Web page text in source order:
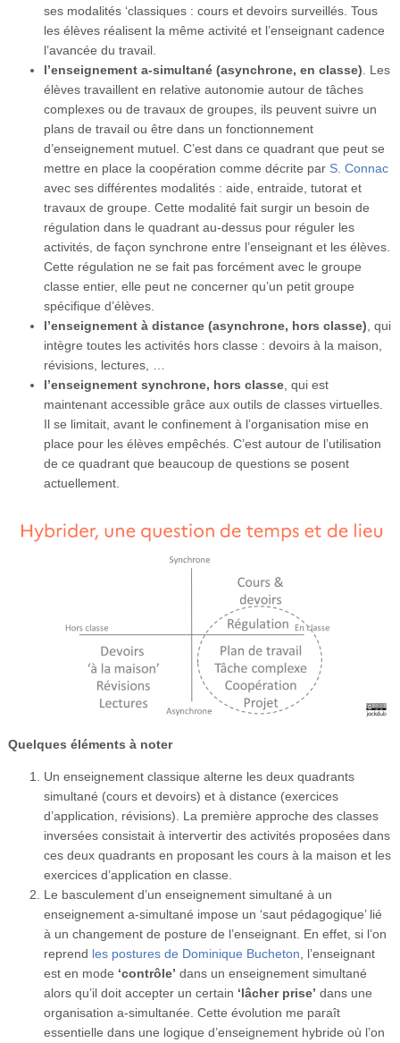
ses modalités ‘classiques : cours et devoirs surveillés. Tous
les élèves réalisent la même activité et l’enseignant cadence
l’avancée du travail.
l’enseignement a-simultané (asynchrone, en classe) . Les
élèves travaillent en relative autonomie autour de tâches
complexes ou de travaux de groupes, ils peuvent suivre un
plans de travail ou être dans un fonctionnement
d’enseignement mutuel. C’est dans ce quadrant que peut se
mettre en place la coopération comme décrite par S. Connac
avec ses différentes modalités : aide, entraide, tutorat et
travaux de groupe. Cette modalité fait surgir un besoin de
régulation dans le quadrant au-dessus pour réguler les
activités, de façon synchrone entre l’enseignant et les élèves.
Cette régulation ne se fait pas forcément avec le groupe
classe entier, elle peut ne concerner qu’un petit groupe
spécifique d’élèves.
l’enseignement à distance (asynchrone, hors classe) , qui
intègre toutes les activités hors classe : devoirs à la maison,
révisions, lectures, …
l’enseignement synchrone, hors classe, qui est
maintenant accessible grâce aux outils de classes virtuelles.
Il se limitait, avant le confinement à l’organisation mise en
place pour les élèves empêchés. C’est autour de l’utilisation
de ce quadrant que beaucoup de questions se posent
actuellement.
Quelques éléments à noter
Un enseignement classique alterne les deux quadrants
simultané (cours et devoirs) et à distance (exercices
d’application, révisions). La première approche des classes
inversées consistait à intervertir des activités proposées dans
ces deux quadrants en proposant les cours à la maison et les
exercices d’application en classe.
Le basculement d’un enseignement simultané à un
enseignement a-simultané impose un ‘saut pédagogique’ lié
à un changement de posture de l’enseignant. En effet, si l’on
reprend les postures de Dominique Bucheton , l’enseignant
est en mode ‘contrôle’ dans un enseignement simultané
alors qu’il doit accepter un certain ‘lâcher prise’ dans une
organisation a-simultanée. Cette évolution me paraît
essentielle dans une logique d’enseignement hybride où l’on